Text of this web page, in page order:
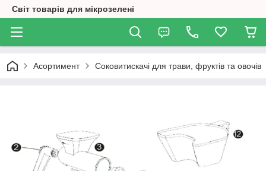
Світ товарів для мікрозелені
Асортимент Соковитискачі для трави, фруктів та овочів